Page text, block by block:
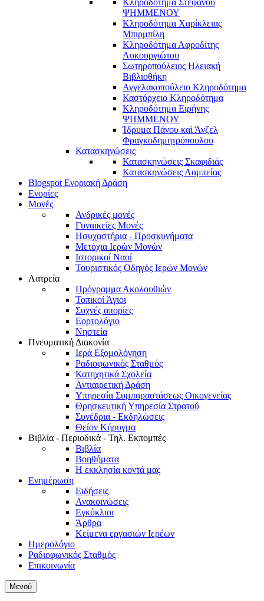
ΨΗΜΜΕΝΟΥ
Κληροδότημα Χαρίκλειας
Μπιρμπίλη
Κληροδότημα Αφροδίτης
Λυκουργιώτου
Σωτηροπούλειος Ηλειακή
Βιβλιοθήκη
Αγγελακοπούλειο Κληροδότημα
Καστόρχειο Κληροδότημα
Κληροδότημα Ειρήνης
ΨΗΜΜΕΝΟΥ
Ίδρυμα Πάνου καί Άνζελ
Φραγκοδημητρόπουλου
Κατασκηνώσεις
Κατασκηνώσεις Σκαφιδιάς
Κατασκηνώσεις Λαμπείας
Blogspot Ενοριακή Δράση
Ενορίες
Μονές
Ανδρικές μονές
Γυναικείες Μονές
Ησυχαστήρια - Προσκυνήματα
Μετόχια Ιερών Μονών
Ιστορικοί Ναοί
Τουριστικός Οδηγός Ιερών Μονών
Λατρεία
Πρόγραμμα Ακολουθιών
Τοπικοί Άγιοι
Συχνές απορίες
Εορτολόγιο
Νηστεία
Πνευματική Διακονία
Ιερά Εξομολόγηση
Ραδιοφωνικός Σταθμός
Κατηχητικά Σχολεία
Αντιαιρετική Δράση
Υπηρεσία Συμπαραστάσεως Οικογενείας
Θρησκευτική Υπηρεσία Στρατού
Συνέδρια - Εκδηλώσεις
Θείον Κήρυγμα
Βιβλία - Περιοδικά - Τηλ. Εκπομπές
Βιβλία
Βοηθήματα
Η εκκλησία κοντά μας
Ενημέρωση
Ειδήσεις
Ανακοινώσεις
Εγκύκλιοι
Άρθρα
Κείμενα εργασιών Ιερέων
Ημερολόγιο
Ραδιοφωνικός Σταθμός
Επικοινωνία
Μενού